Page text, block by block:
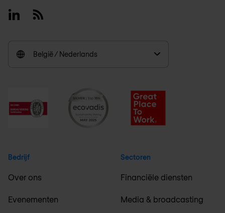
LinkedinRSS
België / Nederlands
Bedrijf
Over ons
Evenementen
Sectoren
Financiële diensten
Media & broadcasting